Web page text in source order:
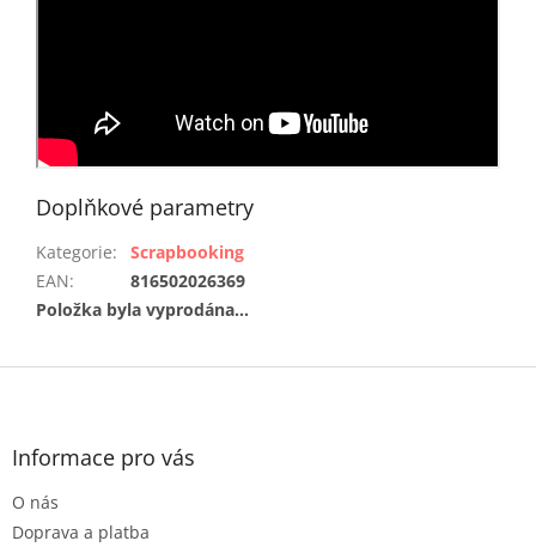
Doplňkové parametry
Kategorie:
Scrapbooking
EAN:
816502026369
Položka byla vyprodána…
Z
Informace pro vás
O nás
Doprava a platba